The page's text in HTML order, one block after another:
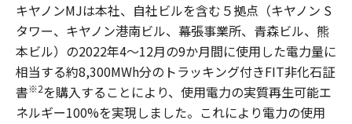
キヤノンMJは本社、自社ビルを含む５拠点（キヤノン S
タワー、キヤノン港南ビル、幕張事業所、青森ビル、熊
本ビル）の2022年4～12月の9か月間に使用した電力量に
相当する約8,300MWh分のトラッキング付きFIT非化石証
書※2を購入することにより、使用電力の実質再生可能エ
ネルギー100%を実現しました。これにより電力の使用